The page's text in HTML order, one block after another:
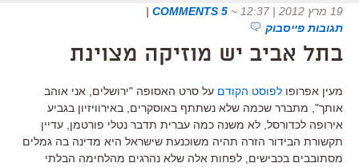
19 מרץ 2012 | 12:37 ~
5 COMMENTS
|
תגובות פייסבוק
בתל אביב יש מוזיקה מצוינת
מעין אפרופו לפוסט הקודם על סרט האסופה "ירושלים, אני אוהב
אותך", מתברר שכמה שלא נשתתף באוסקרים, באירוויזיון בגביע
אירופה לכדורסל, לא משנה כמה עברית תדבר נטלי פורטמן, עדיין
תקשורת הבידור הזרה תהיה משוכנעת שישראל היא מדינה בה גמלים
מסתובבים בכבישים, לפחות אלה שלא נהרגים מהלחימה הבלתי